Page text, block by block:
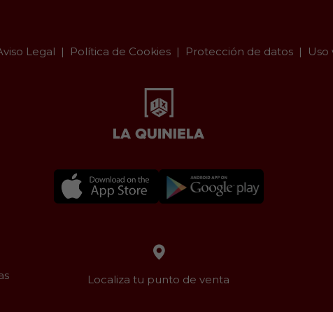
Legal Política de Cookies Protección de datos Uso
Localiza tu punto de venta